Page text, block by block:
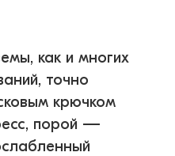
как и многих
точно
крючком
порой —